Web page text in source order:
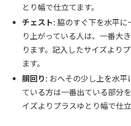
とり幅で仕立てます。
チェスト: 脇のすぐ下を水平
り上がっている人は、一番大
ります。記入したサイズより
ます。
胴回り: おへその少し上を水
ている方は一番出ている部分
イズよりプラスゆとり幅で仕立